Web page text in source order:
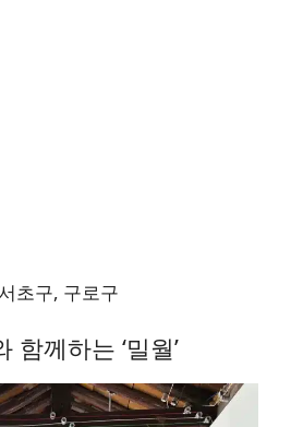
초구, 구로구
함께하는 ‘밀월’